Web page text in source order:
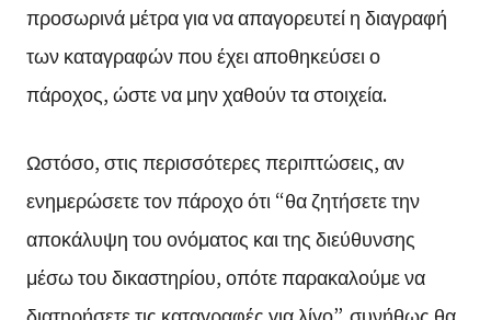
προσωρινά μέτρα για να απαγορευτεί η διαγραφή
των καταγραφών που έχει αποθηκεύσει ο
πάροχος, ώστε να μην χαθούν τα στοιχεία.
Ωστόσο, στις περισσότερες περιπτώσεις, αν
ενημερώσετε τον πάροχο ότι “θα ζητήσετε την
αποκάλυψη του ονόματος και της διεύθυνσης
μέσω του δικαστηρίου, οπότε παρακαλούμε να
διατηρήσετε τις καταγραφές για λίγο”, συνήθως θα